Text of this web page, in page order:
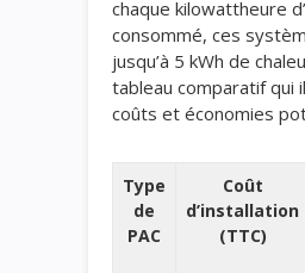
chaque kilowattheure
consommé, ces
jusqu’à 5 kWh de
tableau comparatif qui
coûts et économies
Type
de
PAC
Coût
d’installation
(TTC)